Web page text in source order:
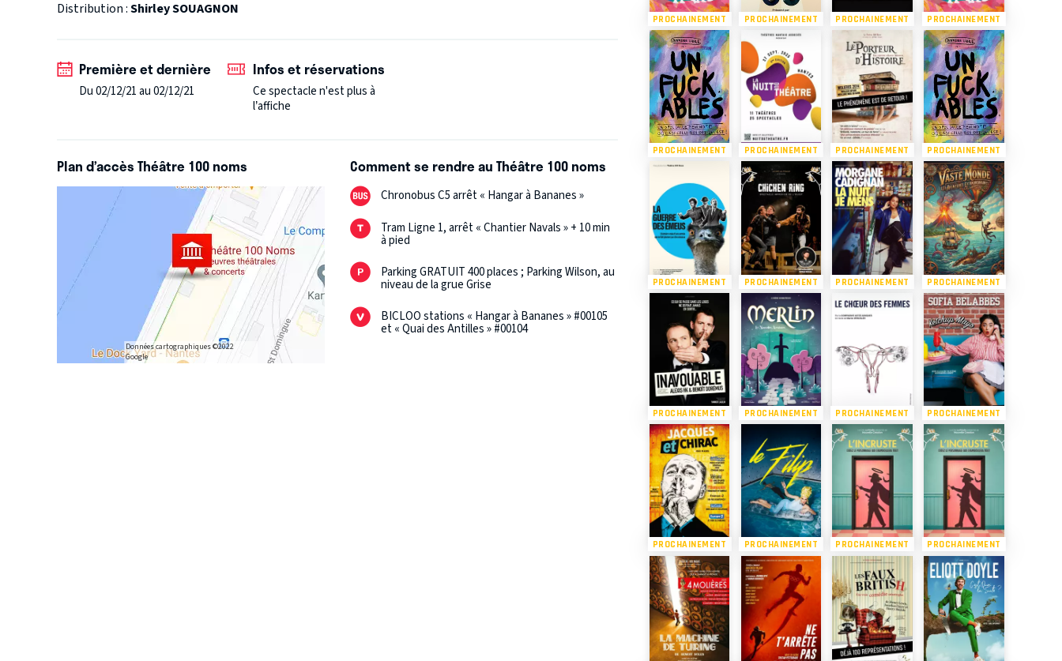
Distribution :Shirley SOUAGNON
Première et dernière
Du 02/12/21 au 02/12/21
Infos et réservations
Ce spectacle n'est plus à
l’affiche
Plan d’accès Théâtre 100 noms
Données cartographiques ©2022
Google
Comment se rendre au Théâtre 100 noms
Chronobus C5 arrêt « Hangar à Bananes »
Tram Ligne 1, arrêt « Chantier Navals » + 10 min
à pied
Parking GRATUIT 400 places ; Parking Wilson, au
niveau de la grue Grise
BICLOO stations « Hangar à Bananes » #00105
et « Quai des Antilles » #00104
PROCHAINEMENT PROCHAINEMENT PROCHAINEMENT PROCHAINEMENT
PROCHAINEMENT PROCHAINEMENT PROCHAINEMENT PROCHAINEMENT
PROCHAINEMENT PROCHAINEMENT PROCHAINEMENT PROCHAINEMENT
PROCHAINEMENT PROCHAINEMENT PROCHAINEMENT PROCHAINEMENT
PROCHAINEMENT PROCHAINEMENT PROCHAINEMENT PROCHAINEMENT